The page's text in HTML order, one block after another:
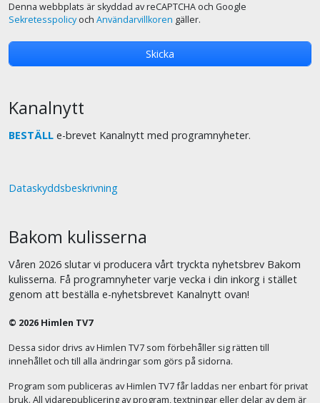
Denna webbplats är skyddad av reCAPTCHA och Google
Sekretesspolicyoch Användarvillkoren gäller.
Kanalnytt
BESTÄLL e-brevet Kanalnytt med programnyheter.
Dataskyddsbeskrivning
Bakom kulisserna
Våren 2026 slutar vi producera vårt tryckta nyhetsbrev Bakom
kulisserna. Få programnyheter varje vecka i din inkorg i stället
genom att beställa e-nyhetsbrevet Kanalnytt ovan!
© 2026 Himlen TV7
Dessa sidor drivs av Himlen TV7 som förbehåller sig rätten till
innehållet och till alla ändringar som görs på sidorna.
Program som publiceras av Himlen TV7 får laddas ner enbart för privat
bruk. All vidarepublicering av program, textningar eller delar av dem är